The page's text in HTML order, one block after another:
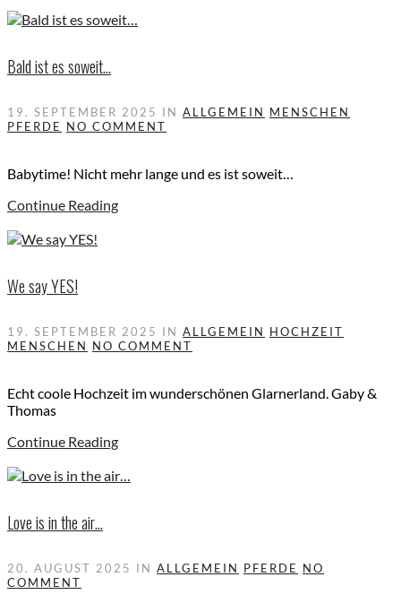
Bald ist es soweit…
19. SEPTEMBER 2025 IN ALLGEMEIN MENSCHEN
PFERDE NO COMMENT
Babytime! Nicht mehr lange und es ist soweit…
Continue Reading
We say YES!
19. SEPTEMBER 2025 IN ALLGEMEIN HOCHZEIT
MENSCHEN NO COMMENT
Echt coole Hochzeit im wunderschönen Glarnerland. Gaby &
Thomas
Continue Reading
Love is in the air…
20. AUGUST 2025 IN ALLGEMEIN PFERDE NO
COMMENT